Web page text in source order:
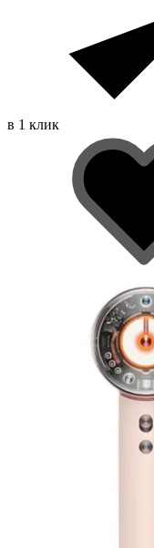
в 1 клик